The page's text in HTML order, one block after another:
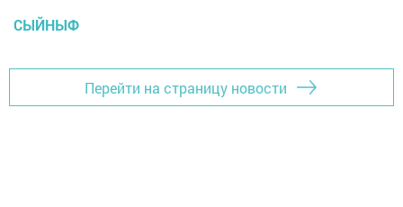
СЫЙНЫФ
Перейти на страницу новости